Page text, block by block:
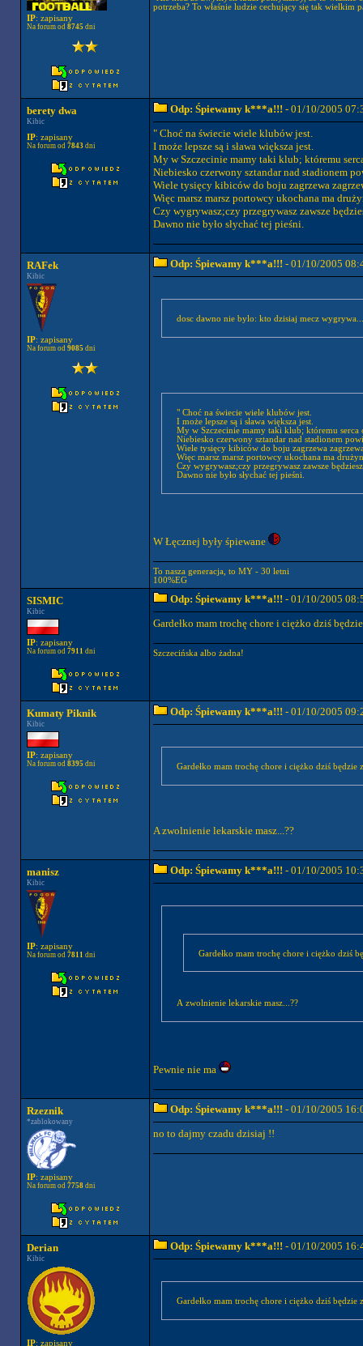
IP: zapisany
Na forum od 8745 dni
potrzeba? To właśnie ludzie cechujący się tak
berety dwa
Kibic
IP: zapisany
Na forum od 7843dni
Odp: Śpiewamy k***a!!! - 01/10/2005
" Choć na świecie wiele klubów jest.
I może lepsze są i sława większa jest.
My w Szczecinie mamy taki klub; któremu
Niebiesko czerwony sztandar nad stadionem
Wiele tysięcy kibiców do boju zagrzewa
Więc marsz marsz portowcy ukochana ma
Czy wygrywasz;czy przegrywasz zawsze
Dawno nie było słychać tej pieśni.
RAFek
Kibic
IP: zapisany
Na forum od 9085 dni
Odp: Śpiewamy k***a!!! - 01/10/2005
dosc dawno nie bylo: kto dzisiaj mecz
" Choć na świecie wiele klubów jest.
I może lepsze są i sława większa jest.
My w Szczecinie mamy taki klub; któremu serca
Niebiesko czerwony sztandar nad stadionem
Wiele tysięcy kibiców do boju zagrzewa
Więc marsz marsz portowcy ukochana ma
Czy wygrywasz;czy przegrywasz zawsze
Dawno nie było słychać tej pieśni.
W Łęcznej były śpiewane
To nasza generacja, to MY - 30 letni
100%EG
SISMIC
Kibic
IP: zapisany
Na forum od 7911 dni
Odp: Śpiewamy k***a!!! - 01/10/2005
Gardełko mam trochę chore i ciężko dziś
Szczecińska albo żadna!
Kumaty Piknik
Kibic
IP: zapisany
Na forum od 8395 dni
Odp: Śpiewamy k***a!!! - 01/10/2005
Gardełko mam trochę chore i ciężko dziś będzie
A zwolnienie lekarskie masz...??
manisz
Kibic
IP: zapisany
Na forum od 7811 dni
Odp: Śpiewamy k***a!!! - 01/10/2005
Gardełko mam trochę chore i ciężko dziś
A zwolnienie lekarskie masz...??
Pewnie nie ma
Rzeznik
*zablokowany
IP: zapisany
Na forum od 7758dni
Odp: Śpiewamy k***a!!! - 01/10/2005
no to dajmy czadu dzisiaj !!
Derian
Kibic
IP: zapisany
Odp: Śpiewamy k***a!!! - 01/10/2005
Gardełko mam trochę chore i ciężko dziś będzie